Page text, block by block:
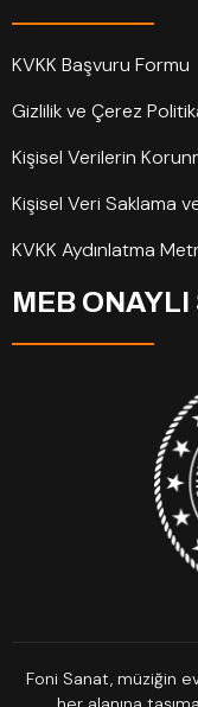
KVKK Başvuru Formu
Gizlilik ve Çerez
Kişisel Verilerin
Kişisel Veri Saklama
KVKK Aydınlatma
MEB
Foni Sanat, müziğin